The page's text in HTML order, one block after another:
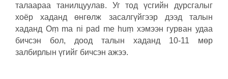
талаараа танилцуулав. Уг тод үсгийн дурсгалыг
хоёр хаданд өнгөлж засалгүйгээр дээд талын
хаданд Оṃ ma ni pad me huṃ хэмээн гурван удаа
бичсэн бол, доод талын хаданд 10-11 мөр
залбирлын үгийг бичсэн ажээ.